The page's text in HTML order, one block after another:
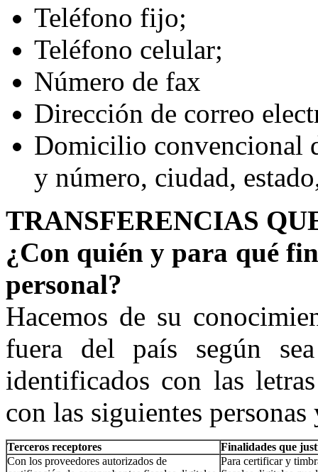
Teléfono fijo;
Teléfono celular;
Número de fax
Dirección de correo
Domicilio convencional
y número, ciudad,
TRANSFERENCIAS
¿Con quién y para qué
personal?
Hacemos de su
fuera del país según
identificados con las
con las siguientes
Terceros receptores
Finalidades que
Con los proveedores autorizados de
Para certificar y